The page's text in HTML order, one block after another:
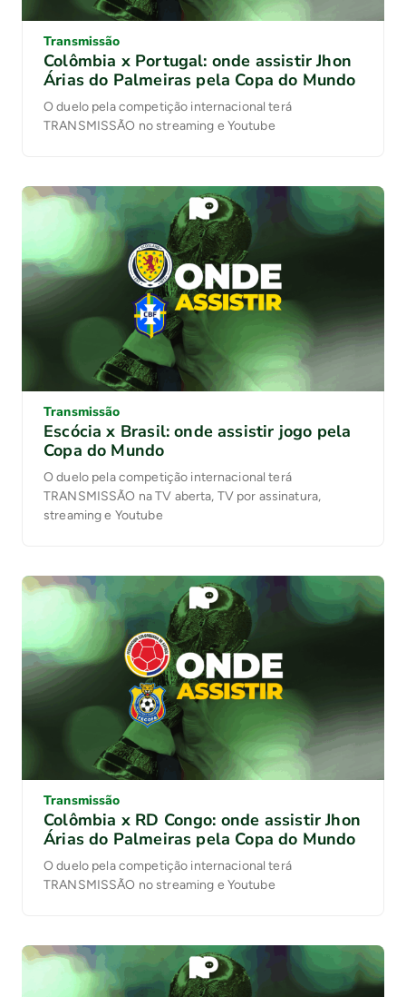
Transmissão
Colômbia x Portugal: onde assistir Jhon
Árias do Palmeiras pela Copa do Mundo
O duelo pela competição internacional terá
TRANSMISSÃO no streaming e Youtube
Transmissão
Escócia x Brasil: onde assistir jogo pela
Copa do Mundo
O duelo pela competição internacional terá
TRANSMISSÃO na TV aberta, TV por assinatura,
streaming e Youtube
Transmissão
Colômbia x RD Congo: onde assistir Jhon
Árias do Palmeiras pela Copa do Mundo
O duelo pela competição internacional terá
TRANSMISSÃO no streaming e Youtube